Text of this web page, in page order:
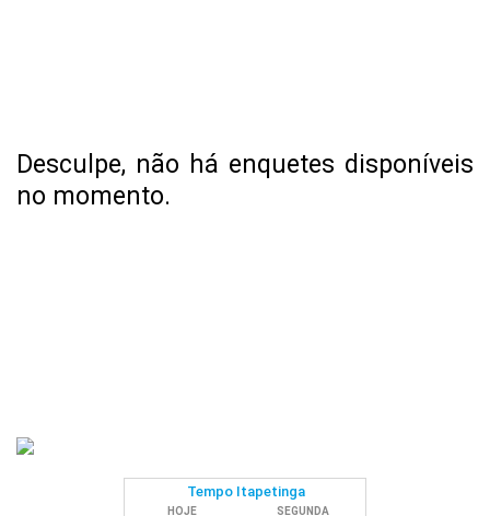
Desculpe, não há enquetes disponíveis
no momento.